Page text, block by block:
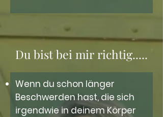
Du bist bei mir richtig.....
Wenn du schon länger
Beschwerden hast, die sich
irgendwie in deinem Körper